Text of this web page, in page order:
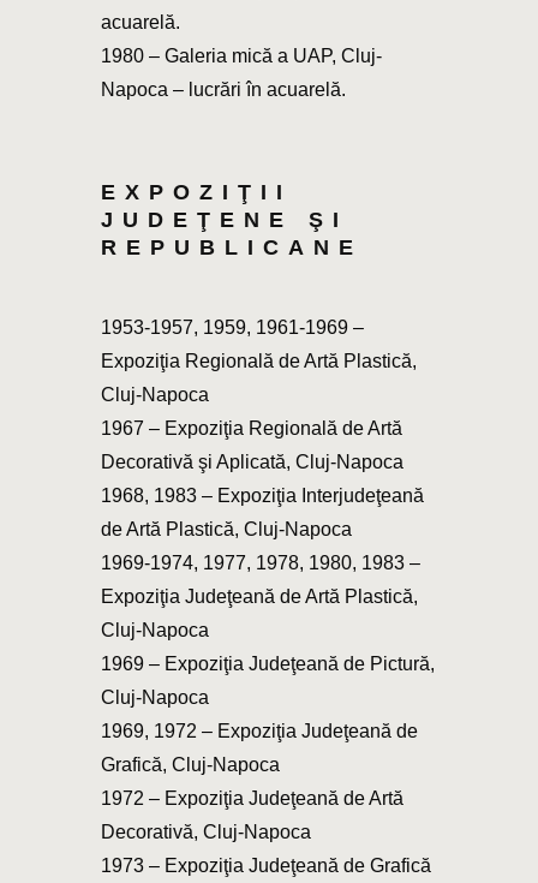
acuarelă.
1980 – Galeria mică a UAP, Cluj-
Napoca – lucrări în acuarelă.
EXPOZIŢII
JUDEŢENE ŞI
REPUBLICANE
1953-1957, 1959, 1961-1969 –
Expoziţia Regională de Artă Plastică,
Cluj-Napoca
1967 – Expoziţia Regională de Artă
Decorativă şi Aplicată, Cluj-Napoca
1968, 1983 – Expoziţia Interjudeţeană
de Artă Plastică, Cluj-Napoca
1969-1974, 1977, 1978, 1980, 1983 –
Expoziţia Judeţeană de Artă Plastică,
Cluj-Napoca
1969 – Expoziţia Judeţeană de Pictură,
Cluj-Napoca
1969, 1972 – Expoziţia Judeţeană de
Grafică, Cluj-Napoca
1972 – Expoziţia Judeţeană de Artă
Decorativă, Cluj-Napoca
1973 – Expoziţia Judeţeană de Grafică